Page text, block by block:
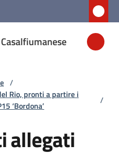
/
Rio, pronti a partire i
‘Bordona’
/
allegati